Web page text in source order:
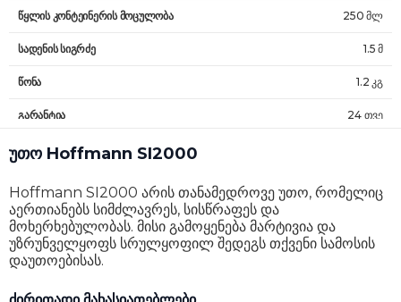
წყლის კონტეინერის მოცულობა 250 მლ
სადენის სიგრძე 1.5 მ
წონა 1.2 კგ
გარანტია 24 თვე
უთო Hoffmann SI2000
Hoffmann SI2000 არის თანამედროვე უთო, რომელიც
აერთიანებს სიმძლავრეს, სისწრაფეს და
მოხერხებულობას. მისი გამოყენება მარტივია და
უზრუნველყოფს სრულყოფილ შედეგს თქვენი სამოსის
დაუთოებისას.